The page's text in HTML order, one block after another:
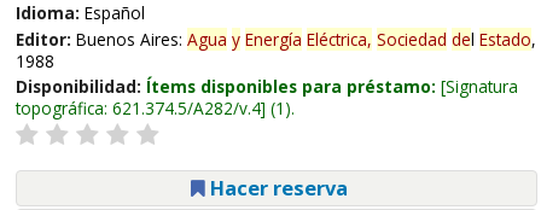
Idioma: Español
Editor: Buenos Aires: Agua y Energía Eléctrica, Sociedad del Estado,
1988
Disponibilidad: Ítems disponibles para préstamo: Signatura
topográfica: 621.374.5/A282/v.4 (1).
Hacer reserva